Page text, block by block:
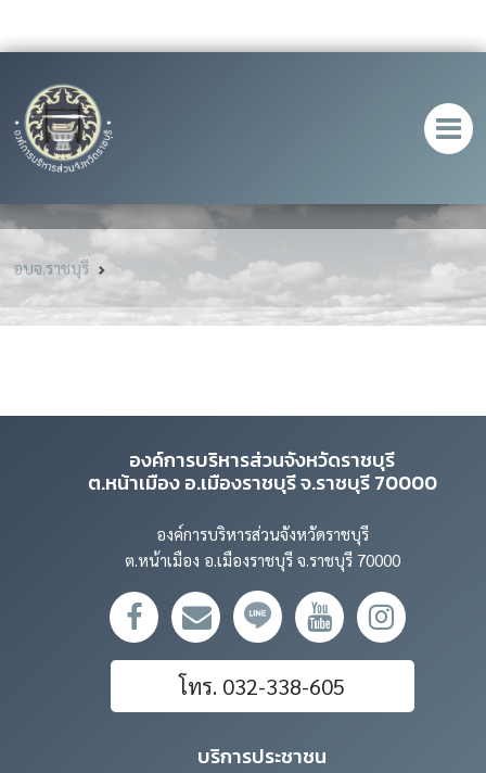
อบจ.ราชบุรี
องค์การบริหารส่วนจังหวัดราชบุรี
ต.หน้าเมือง อ.เมืองราชบุรี จ.ราชบุรี 70000
องค์การบริหารส่วนจังหวัดราชบุรี
ต.หน้าเมือง อ.เมืองราชบุรี จ.ราชบุรี 70000
โทร. 032-338-605
บริการประชาชน